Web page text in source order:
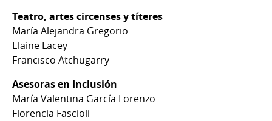
Teatro, artes circenses y títeres
María Alejandra Gregorio
Elaine Lacey
Francisco Atchugarry
Asesoras en Inclusión
María Valentina García Lorenzo
Florencia Fascioli